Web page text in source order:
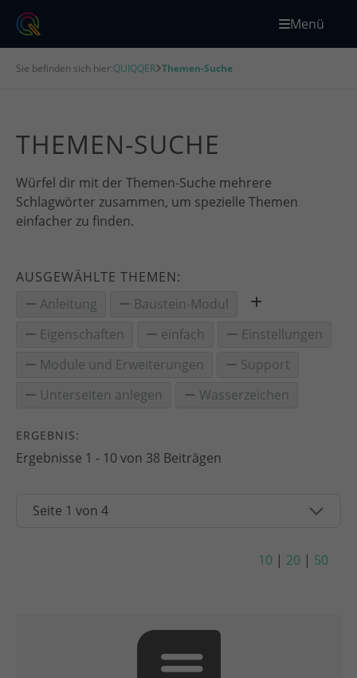
Menü
Sie befinden sich hier:QUIQQER Themen-Suche
THEMEN-SUCHE
Würfel dir mit der Themen-Suche mehrere
Schlagwörter zusammen, um spezielle Themen
einfacher zu finden.
AUSGEWÄHLTE THEMEN:
Anleitung
Baustein-Modul
Eigenschaften
einfach
Einstellungen
Module und Erweiterungen
Support
Unterseiten anlegen
Wasserzeichen
ERGEBNIS:
Ergebnisse 1 - 10 von 38 Beiträgen
10 | 20 | 50